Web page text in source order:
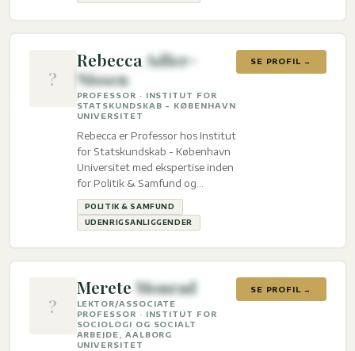
?
Rebecca Adler-
Nissen
PROFESSOR · INSTITUT FOR
STATSKUNDSKAB - KØBENHAVN
UNIVERSITET
Rebecca er Professor hos Institut
for Statskundskab - København
Universitet med ekspertise inden
for Politik & Samfund og
Udenrigsanliggender.
POLITIK & SAMFUND
UDENRIGSANLIGGENDER
SE PROFIL →
?
Merete Monrad
LEKTOR/ASSOCIATE
PROFESSOR · INSTITUT FOR
SOCIOLOGI OG SOCIALT
ARBEJDE, AALBORG
UNIVERSITET
SE PROFIL →